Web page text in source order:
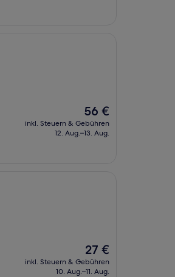
Der
Preis
beträgt
56 €
inkl. Steuern & Gebühren
12. Aug.–13. Aug.
Der
Preis
beträgt
27 €
inkl. Steuern & Gebühren
10. Aug.–11. Aug.